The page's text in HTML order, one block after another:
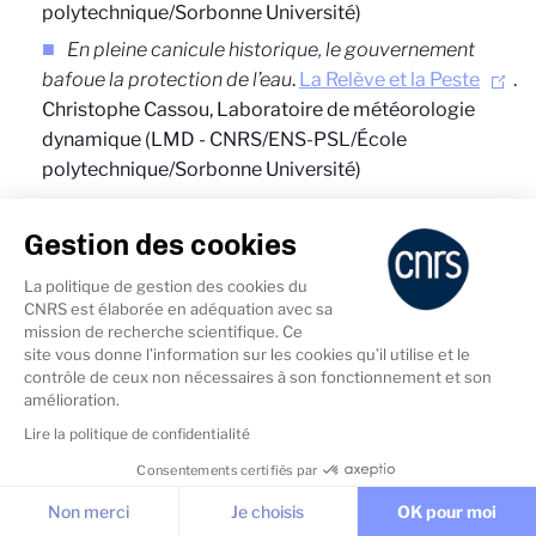
polytechnique/Sorbonne Université)
En pleine canicule historique, le gouvernement
bafoue la protection de l’eau. La Relève et la Peste
.
Christophe Cassou, Laboratoire de météorologie
dynamique (LMD - CNRS/ENS-PSL/École
polytechnique/Sorbonne Université)
quels mots pour décrire les hausses de température ?
Christophe Cassou,Laboratoire de météorologie
dynamique (LMD - CNRS/ENS-PSL/École
polytechnique/Sorbonne Université)
Le dôme de chaleur : un phénomène classique ou
une évolution inquiétante du climat ?
Marco Zanchi, Laboratoire des sciences du climat et
de l'environnement (LSCE - CNRS/CEA/UVSQ)
Gestion des cookies
La politique de gestion des cookies du
CNRS est élaborée en adéquation avec sa
mission de recherche scientifique. Ce
site vous donne l’information sur les cookies qu’il utilise et le
contrôle de ceux non nécessaires à son fonctionnement et son
amélioration.
Lire la politique de confidentialité
Consentements certifiés par
Non merci Je choisis OK pour moi